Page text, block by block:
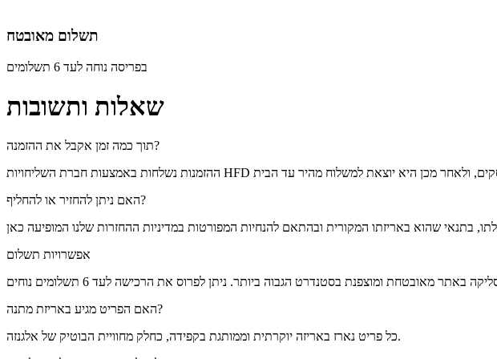
תשלום מאובטח
בפריסה נוחה לעד 6 תשלומים
שאלות ותשובות
תוך כמה זמן אקבל את ההזמנה?
האם ניתן להחזיר או להחליף?
אפשרויות תשלום
האם הפריט מגיע באריזת מתנה?
כל פריט נארז באריזה יוקרתית וממותגת בקפידה, כחלק מחוויית הבוטיק של אלגנזה.